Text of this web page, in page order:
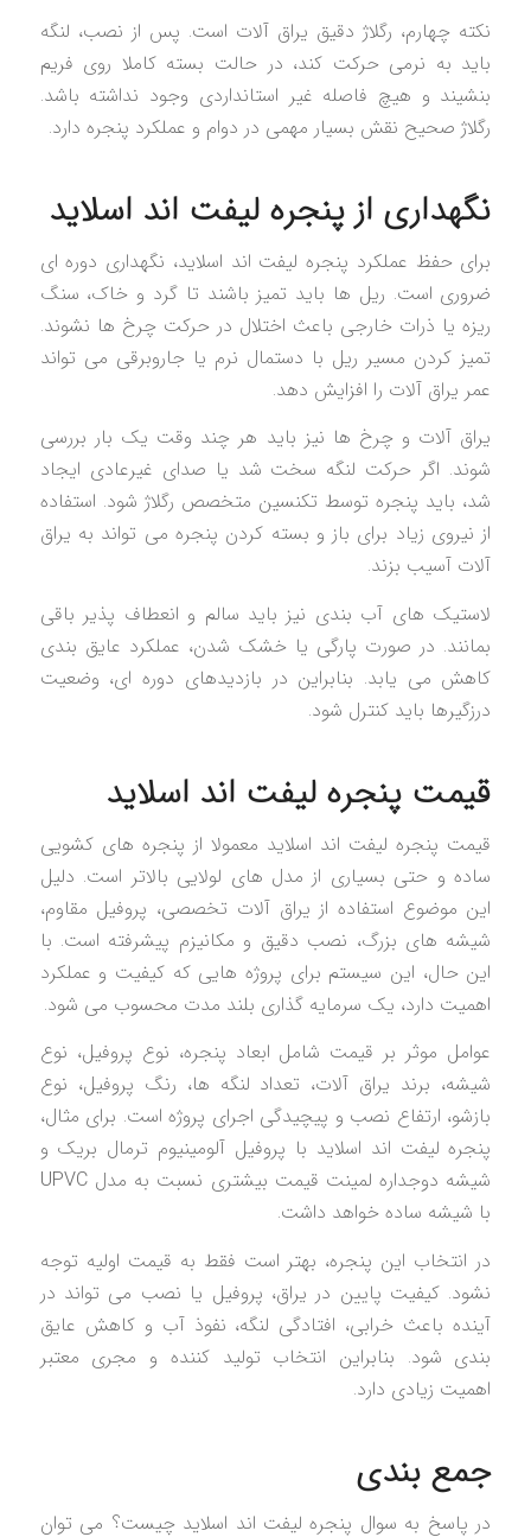
نکته چهارم، رگلاژ دقیق یراق آلات است. پس از نصب، لنگه
باید به نرمی حرکت کند، در حالت بسته کاملا روی فریم
بنشیند و هیچ فاصله غیر استانداردی وجود نداشته باشد.
رگلاژ صحیح نقش بسیار مهمی در دوام و عملکرد پنجره دارد.
نگهداری از پنجره لیفت اند اسلاید
برای حفظ عملکرد پنجره لیفت اند اسلاید، نگهداری دوره ای
ضروری است. ریل ها باید تمیز باشند تا گرد و خاک، سنگ
ریزه یا ذرات خارجی باعث اختلال در حرکت چرخ ها نشوند.
تمیز کردن مسیر ریل با دستمال نرم یا جاروبرقی می تواند
عمر یراق آلات را افزایش دهد.
یراق آلات و چرخ ها نیز باید هر چند وقت یک بار بررسی
شوند. اگر حرکت لنگه سخت شد یا صدای غیرعادی ایجاد
شد، باید پنجره توسط تکنسین متخصص رگلاژ شود. استفاده
از نیروی زیاد برای باز و بسته کردن پنجره می تواند به یراق
آلات آسیب بزند.
لاستیک های آب بندی نیز باید سالم و انعطاف پذیر باقی
بمانند. در صورت پارگی یا خشک شدن، عملکرد عایق بندی
کاهش می یابد. بنابراین در بازدیدهای دوره ای، وضعیت
درزگیرها باید کنترل شود.
قیمت پنجره لیفت اند اسلاید
قیمت پنجره لیفت اند اسلاید معمولا از پنجره های کشویی
ساده و حتی بسیاری از مدل های لولایی بالاتر است. دلیل
این موضوع استفاده از یراق آلات تخصصی، پروفیل مقاوم،
شیشه های بزرگ، نصب دقیق و مکانیزم پیشرفته است. با
این حال، این سیستم برای پروژه هایی که کیفیت و عملکرد
اهمیت دارد، یک سرمایه گذاری بلند مدت محسوب می شود.
عوامل موثر بر قیمت شامل ابعاد پنجره، نوع پروفیل، نوع
شیشه، برند یراق آلات، تعداد لنگه ها، رنگ پروفیل، نوع
بازشو، ارتفاع نصب و پیچیدگی اجرای پروژه است. برای مثال،
پنجره لیفت اند اسلاید با پروفیل آلومینیوم ترمال بریک و
شیشه دوجداره لمینت قیمت بیشتری نسبت به مدل UPVC
با شیشه ساده خواهد داشت.
در انتخاب این پنجره، بهتر است فقط به قیمت اولیه توجه
نشود. کیفیت پایین در یراق، پروفیل یا نصب می تواند در
آینده باعث خرابی، افتادگی لنگه، نفوذ آب و کاهش عایق
بندی شود. بنابراین انتخاب تولید کننده و مجری معتبر
اهمیت زیادی دارد.
جمع بندی
در پاسخ به سوال پنجره لیفت اند اسلاید چیست؟ می توان